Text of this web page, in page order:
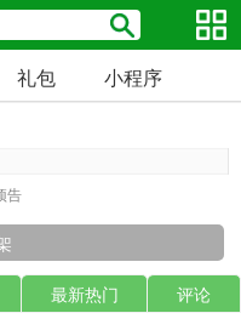
礼包 小程序
告
最新热门 评论